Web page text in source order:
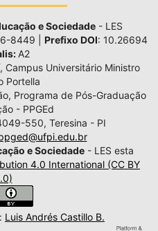
e Sociedade - LES
8449 | Prefixo DOI: 10.26694
A2
Campus Universitário Ministro
Portella
Programa de Pós-Graduação
- PPGEd
550, Teresina - PI
e Sociedade - LES esta
4.0 International (CC BY
Luis Andrés Castillo B.